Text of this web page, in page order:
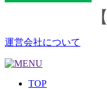
運営会社について
TOP